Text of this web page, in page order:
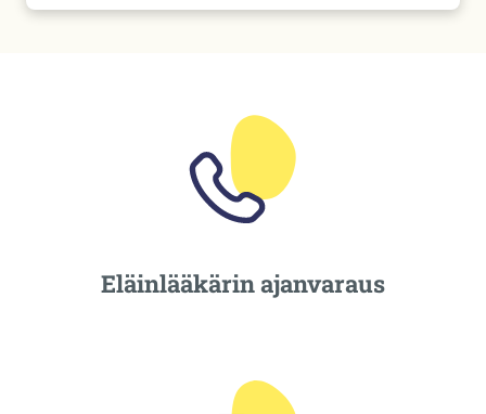
Eläinlääkärin ajanvaraus